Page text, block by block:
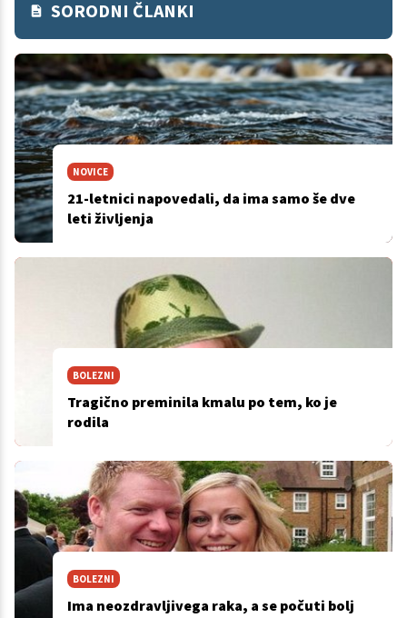
SORODNI ČLANKI
NOVICE
21-letnici napovedali, da ima samo še dve
leti življenja
BOLEZNI
Tragično preminila kmalu po tem, ko je
rodila
BOLEZNI
Ima neozdravljivega raka, a se počuti bolj